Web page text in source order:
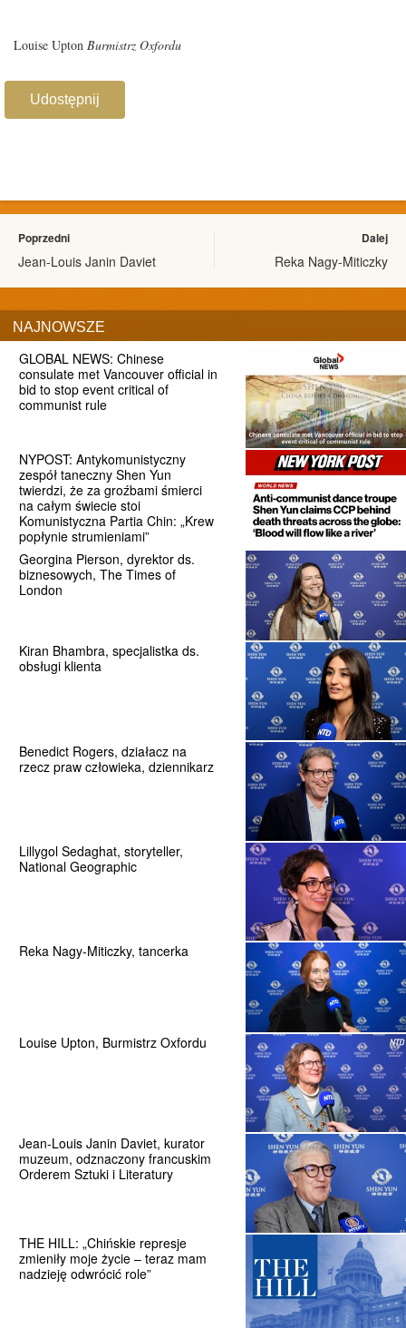
Louise Upton Burmistrz Oxfordu
Udostępnij
Poprzedni
Jean-Louis Janin Daviet
Dalej
Reka Nagy-Miticzky
NAJNOWSZE
GLOBAL NEWS: Chinese
consulate met Vancouver official in
bid to stop event critical of
communist rule
NYPOST: Antykomunistyczny
zespół taneczny Shen Yun
twierdzi, że za groźbami śmierci
na całym świecie stoi
Komunistyczna Partia Chin: „Krew
popłynie strumieniami”
Georgina Pierson, dyrektor ds.
biznesowych, The Times of
London
Kiran Bhambra, specjalistka ds.
obsługi klienta
Benedict Rogers, działacz na
rzecz praw człowieka, dziennikarz
Lillygol Sedaghat, storyteller,
National Geographic
Reka Nagy-Miticzky, tancerka
Louise Upton, Burmistrz Oxfordu
Jean-Louis Janin Daviet, kurator
muzeum, odznaczony francuskim
Orderem Sztuki i Literatury
THE HILL: „Chińskie represje
zmieniły moje życie – teraz mam
nadzieję odwrócić role”